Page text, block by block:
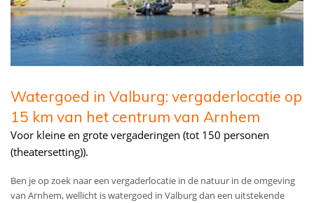
Watergoed in Valburg: vergaderlocatie op
15 km van het centrum van Arnhem
Voor kleine en grote vergaderingen (tot 150 personen
(theatersetting)).
Ben je op zoek naar een vergaderlocatie in de natuur in de omgeving
van Arnhem, wellicht is watergoed in Valburg dan een uitstekende